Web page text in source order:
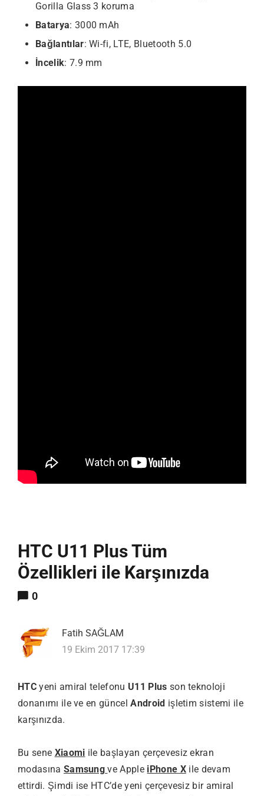
Gorilla Glass 3 koruma
Batarya: 3000 mAh
Bağlantılar: Wi-fi, LTE, Bluetooth 5.0
İncelik: 7.9 mm
HTC U11 Plus Tüm
Özellikleri ile Karşınızda
0
Fatih SAĞLAM
19 Ekim 2017 17:39
HTCyeni amiral telefonu U11 Plus son teknoloji
donanımı ile ve en güncelAndroid işletim sistemi ile
karşınızda.
Bu sene Xiaomi ile başlayan çerçevesiz ekran
modasına Samsung ve Apple iPhone Xile devam
ettirdi. Şimdi ise HTC’de yeni çerçevesiz bir amiral